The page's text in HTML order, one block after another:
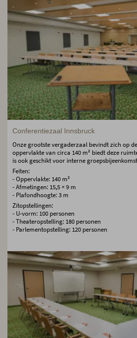
Conferentiezaal Innsbruck
Onze grootste vergaderzaal bevindt zich op
oppervlakte van circa 140 m² biedt deze
is ook geschikt voor interne
Feiten:
- Oppervlakte: 140 m²
- Afmetingen: 15,5 × 9 m
- Plafondhoogte: 3 m
Zitopstellingen:
- U-vorm: 100 personen
- Theateropstelling: 180 personen
- Parlementopstelling: 120 personen